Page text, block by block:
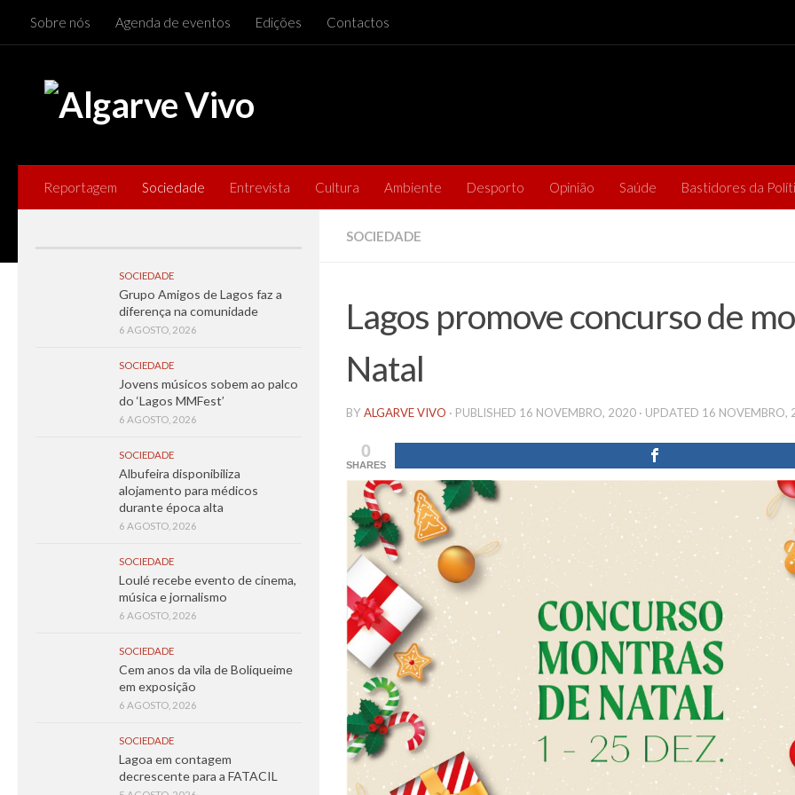
Skip to content
Sobre nós Agenda de eventos Edições Contactos
Reportagem Sociedade Entrevista Cultura Ambiente Desporto Opinião Saúde Bastidores da
SOCIEDADE
Lagos promove concurso de
Natal
BY ALGARVE VIVO · PUBLISHED 16 NOVEMBRO, 2020 · UPDATED 16 NOVEMBRO,
0
SHARES
SOCIEDADE
Grupo Amigos de Lagos faz a
diferença na comunidade
6 AGOSTO, 2026
SOCIEDADE
Jovens músicos sobem ao palco
do ‘Lagos MMFest’
6 AGOSTO, 2026
SOCIEDADE
Albufeira disponibiliza
alojamento para médicos
durante época alta
6 AGOSTO, 2026
SOCIEDADE
Loulé recebe evento de cinema,
música e jornalismo
6 AGOSTO, 2026
SOCIEDADE
Cem anos da vila de Boliqueime
em exposição
6 AGOSTO, 2026
SOCIEDADE
Lagoa em contagem
decrescente para a FATACIL